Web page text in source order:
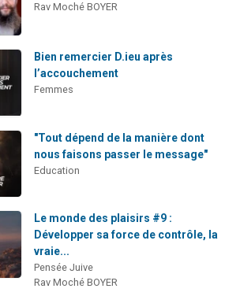
Rav Moché BOYER
Bien remercier D.ieu après
l’accouchement
Femmes
"Tout dépend de la manière dont
nous faisons passer le message"
Education
Le monde des plaisirs #9 :
Développer sa force de contrôle, la
vraie...
Pensée Juive
Rav Moché BOYER